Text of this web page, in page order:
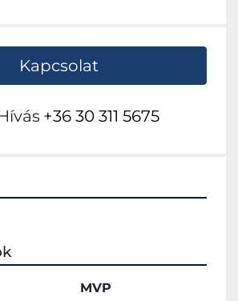
Kapcsolat
+36 30 311 5675
MVP